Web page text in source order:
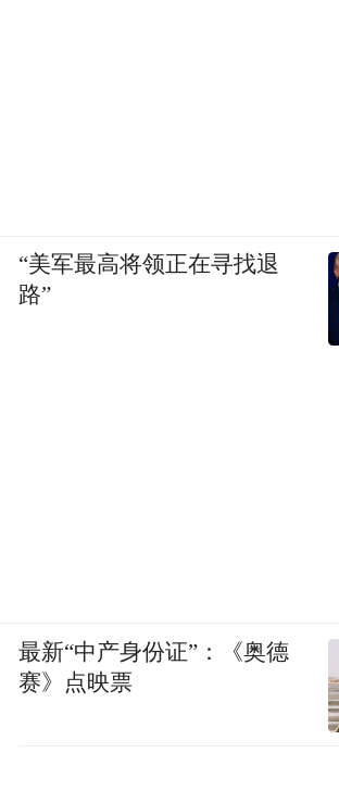
“美军最高将领正在寻找退
路”
最新“中产身份证”：《奥德
赛》点映票